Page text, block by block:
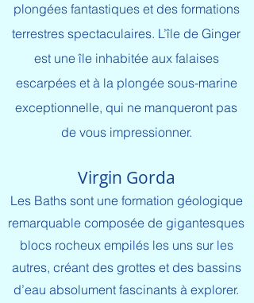
plongées fantastiques et des formations
terrestres spectaculaires. L’île de Ginger
est une île inhabitée aux falaises
escarpées et à la plongée sous-marine
exceptionnelle, qui ne manqueront pas
de vous impressionner.
Virgin Gorda
Les Baths sont une formation géologique
remarquable composée de gigantesques
blocs rocheux empilés les uns sur les
autres, créant des grottes et des bassins
d’eau absolument fascinants à explorer.